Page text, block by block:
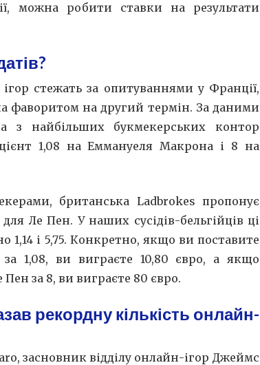
можна робити ставки на результати
стежать за опитуваннями у Франції,
фаворитом на другий термін. За даними
найбільших букмекерських контор
1,08 на Еммануеля Макрона і 8 на
британська Ladbrokes пропонує
Ле Пен. У наших сусідів-бельгійців ці
1,14 і 5,75. Конкретно, якщо ви поставите
1,08, ви виграєте 10,80 євро, а якщо
за 8, ви виграєте 80 євро.
рекордну кількість онлайн-
засновник відділу онлайн-ігор Джеймс